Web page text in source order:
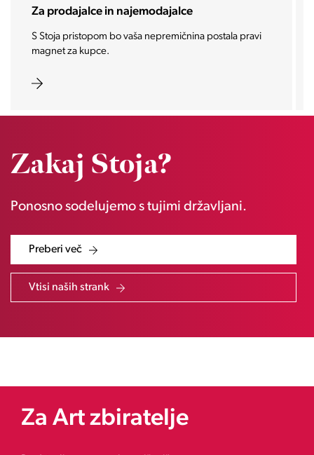
Za prodajalce in najemodajalce
S Stoja pristopom bo vaša nepremičnina postala pravi
magnet za kupce.
Zakaj Stoja?
Ponosno sodelujemo s tujimi državljani.
Preberi več
Vtisi naših strank
Za Art zbiratelje